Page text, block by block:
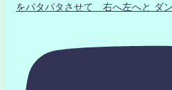
をパタパタさせて 右へ左へと ダ